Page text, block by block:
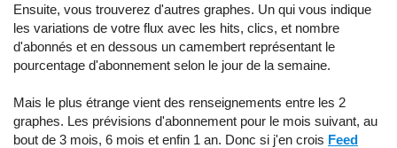
Ensuite, vous trouverez d'autres graphes. Un qui vous indique
les variations de votre flux avec les hits, clics, et nombre
d'abonnés et en dessous un camembert représentant le
pourcentage d'abonnement selon le jour de la semaine.
Mais le plus étrange vient des renseignements entre les 2
graphes. Les prévisions d'abonnement pour le mois suivant, au
bout de 3 mois, 6 mois et enfin 1 an. Donc si j'en crois Feed